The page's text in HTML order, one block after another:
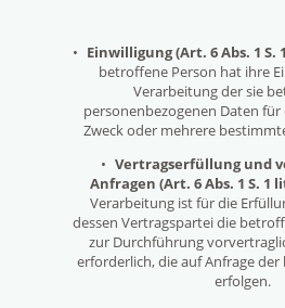
• Einwilligung (Art. 6 Abs. 1 S.
betroffene Person hat ihre
Verarbeitung der sie
personenbezogenen Daten für
Zweck oder mehrere
• Vertragserfüllung und
Anfragen (Art. 6 Abs. 1 S. 1
Verarbeitung ist für die
dessen Vertragspartei die
zur Durchführung
erforderlich, die auf Anfrage
erfolgen.